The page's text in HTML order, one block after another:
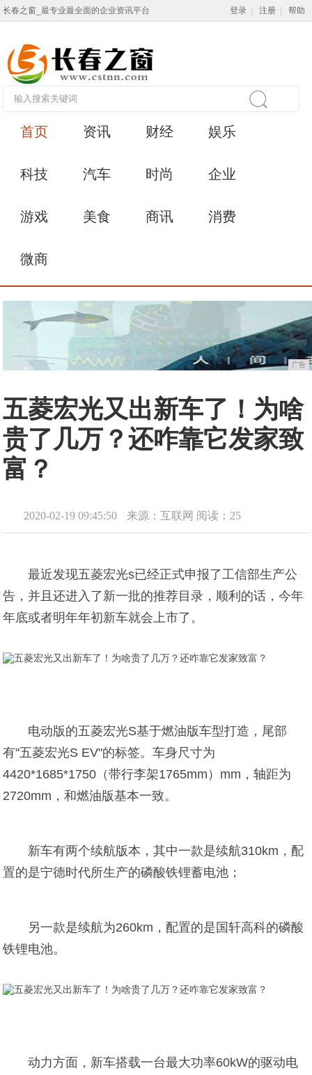
长春之窗_最专业最全面的企业资讯平台 登录 注册 帮助
首页 资讯 财经 娱乐
科技 汽车 时尚 企业
游戏 美食 商讯 消费
微商
广告
五菱宏光又出新车了！为啥
贵了几万？还咋靠它发家致
富？
2020-02-19 09:45:50 来源：互联网 阅读：25
最近发现五菱宏光s已经正式申报了工信部生产公
告，并且还进入了新一批的推荐目录，顺利的话，今年
年底或者明年年初新车就会上市了。
电动版的五菱宏光S基于燃油版车型打造，尾部
有"五菱宏光S EV"的标签。车身尺寸为
4420*1685*1750（带行李架1765mm）mm，轴距为
2720mm，和燃油版基本一致。
新车有两个续航版本，其中一款是续航310km，配
置的是宁德时代所生产的磷酸铁锂蓄电池；
另一款是续航为260km，配置的是国轩高科的磷酸
铁锂电池。
动力方面，新车搭载一台最大功率60kW的驱动电